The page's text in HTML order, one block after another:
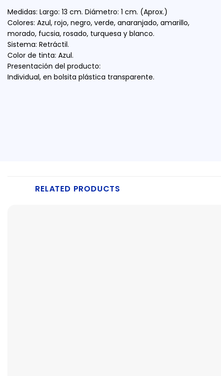
Medidas: Largo: 13 cm. Diámetro: 1 cm. (Aprox.)
Colores: Azul, rojo, negro, verde, anaranjado, amarillo,
morado, fucsia, rosado, turquesa y blanco.
Sistema: Retráctil.
Color de tinta: Azul.
Presentación del producto:
Individual, en bolsita plástica transparente.
RELATED PRODUCTS